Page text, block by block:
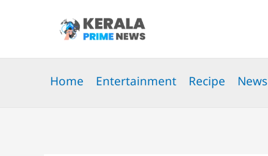
Home Entertainment Recipe News